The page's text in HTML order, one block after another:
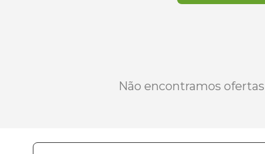
Não encontramos